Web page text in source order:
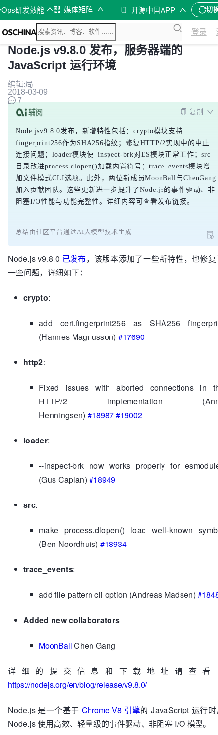
研发效能 媒体矩阵 开源中国APP 切
登录
Node.js v9.8.0 发布，服务器端的
JavaScript 运行环境
编辑:局
2018-03-09
7
复制
Node.jsv9.8.0发布，新增特性包括：crypto模块支持
fingerprint256作为SHA256指纹；修复HTTP/2实现中的中止
连接问题；loader模块使–inspect-brk对ES模块正常工作；src
目录改进process.dlopen()加载内置符号；trace_events模块增
加文件模式CLI选项。此外，两位新成员MoonBall与ChenGang
加入贡献团队。这些更新进一步提升了Node.js的事件驱动、非
阻塞I/O性能与功能完整性。详细内容可查看发布链接。
总结由社区平台通过AI大模型技术生成
Node.js v9.8.0 已发布，该版本添加了一些新特性，也修
一些问题，详细如下：
crypto:
add cert.fingerprint256 as SHA256
(Hannes Magnusson)#17690
http2:
Fixed issues with aborted connections in
HTTP/2 implementation
Henningsen) #18987#19002
loader:
--inspect-brk now works properly for
(Gus Caplan)#18949
src:
make process.dlopen() load well-known
(Ben Noordhuis)#18934
trace_events:
add file pattern cli option (Andreas Madsen)
Added new collaborators
MoonBall Chen Gang
详细的提交信息和下载地址请查看
https://nodejs.org/en/blog/release/v9.8.0/
Node.js 是一个基于Chrome V8 引擎的 JavaScript 运行
Node.js 使用高效、轻量级的事件驱动、非阻塞 I/O 模型。